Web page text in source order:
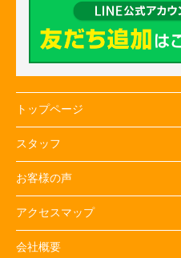
トップページ
スタッフ
お客様の声
アクセスマップ
会社概要